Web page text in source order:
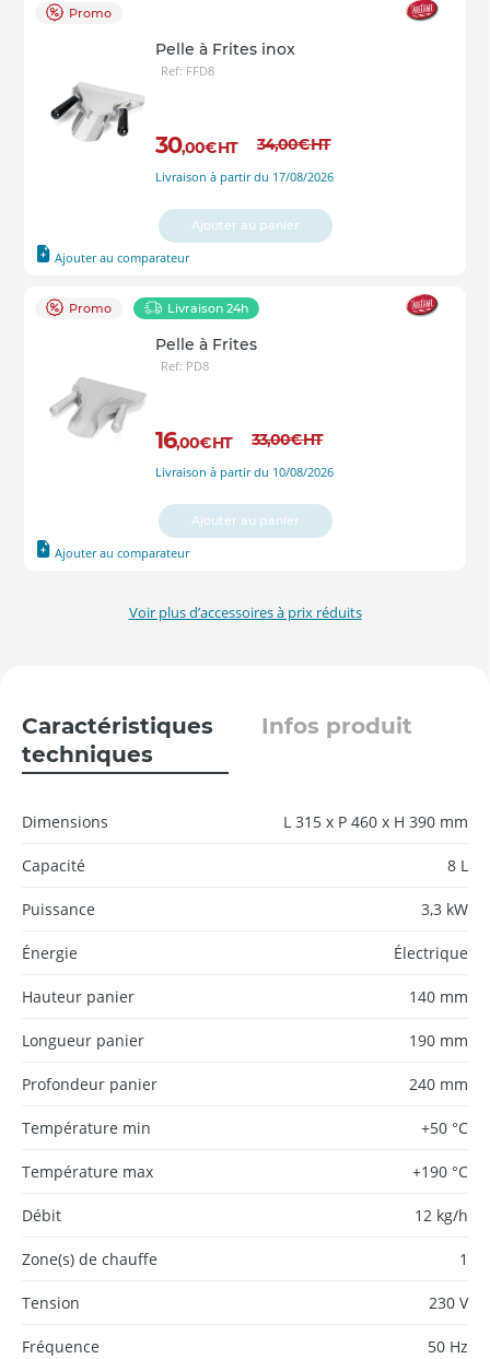
Promo
Pelle à Frites inox
Ref: FFD8
30,00€HT 34,00€HT
Livraison à partir du 17/08/2026
Ajouter au comparateur
Ajouter au panier
Promo Livraison 24h
Pelle à Frites
Ref: PD8
16,00€HT 33,00€HT
Livraison à partir du 10/08/2026
Ajouter au comparateur
Ajouter au panier
Voir plus d’accessoires à prix réduits
Caractéristiques
techniques
Infos produit
Dimensions L 315 x P 460 x H 390 mm
Capacité 8 L
Puissance 3,3 kW
Énergie Électrique
Hauteur panier 140 mm
Longueur panier 190 mm
Profondeur panier 240 mm
Température min +50 °C
Température max +190 °C
Débit 12 kg/h
Zone(s) de chauffe 1
Tension 230 V
Fréquence 50 Hz